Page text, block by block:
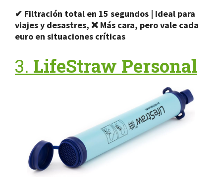
✔ Filtración total en 15 segundos | Ideal para
viajes y desastres, ❌ Más cara, pero vale cada
euro en situaciones críticas
3. LifeStraw Personal